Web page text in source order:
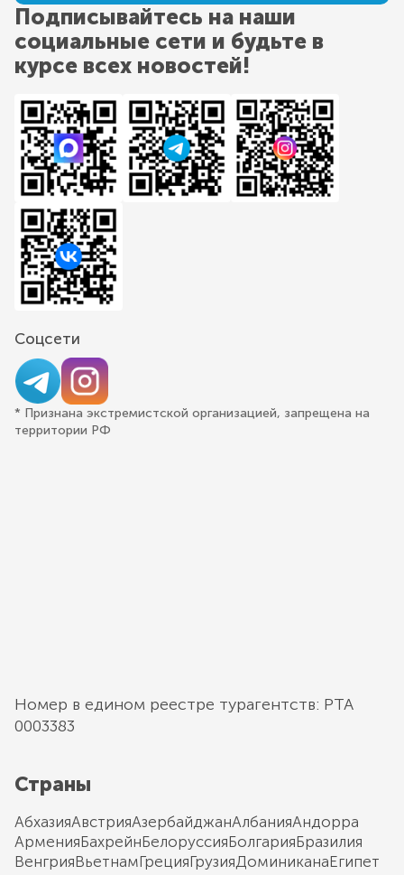
Подписывайтесь на наши
социальные сети и будьте в
курсе всех новостей!
Соцсети
* Признана экстремистской организацией, запрещена на
территории РФ
Номер в едином реестре турагентств: РТА
0003383
Страны
АбхазияАвстрияАзербайджанАлбанияАндорра
АрменияБахрейнБелоруссияБолгарияБразилия
ВенгрияВьетнамГрецияГрузияДоминиканаЕгипет